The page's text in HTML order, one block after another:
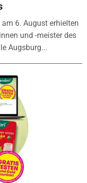
6. August erhielten
und -meister des
Augsburg...